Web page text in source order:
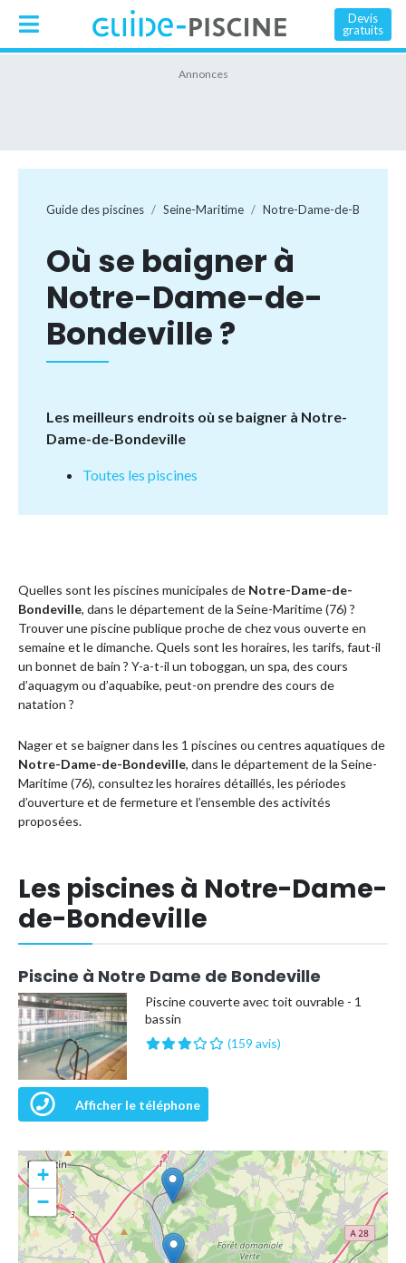
Devis
gratuits
Guide des piscines Seine-Maritime Notre-Dame-de-
Où se baigner à
Notre-Dame-de-
Bondeville ?
Les meilleurs endroits où se baigner à Notre-
Dame-de-Bondeville
Toutes les piscines
Quelles sont les piscines municipales de Notre-Dame-de-
Bondeville, dans le département de la Seine-Maritime (76) ?
Trouver une piscine publique proche de chez vous ouverte en
semaine et le dimanche. Quels sont les horaires, les tarifs, faut-il
un bonnet de bain ? Y-a-t-il un toboggan, un spa, des cours
d’aquagym ou d’aquabike, peut-on prendre des cours de
natation ?
Nager et se baigner dans les 1 piscines ou centres aquatiques de
Notre-Dame-de-Bondeville, dans le département de la Seine-
Maritime (76), consultez les horaires détaillés, les périodes
d’ouverture et de fermeture et l’ensemble des activités
proposées.
Les piscines à Notre-Dame-
de-Bondeville
Piscine à Notre Dame de Bondeville
Piscine couverte avec toit ouvrable - 1
bassin
(159 avis)
Afficher le téléphone
+
−